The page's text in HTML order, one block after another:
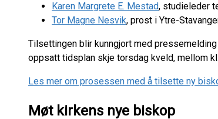
Karen Margrete E. Mestad, studieleder
Tor Magne Nesvik, prost i Ytre-
Tilsettingen blir kunngjort med
oppsatt tidsplan skje torsdag kveld, mellom
Les mer om prosessen med å tilsette ny
Møt kirkens nye biskop